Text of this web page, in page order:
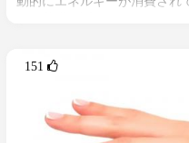
総合的な栄養バランスと量を
ダだけなどの極端な食事制限
ります。単純にタンパク質の
因ですし、エネルギー不足の
151 